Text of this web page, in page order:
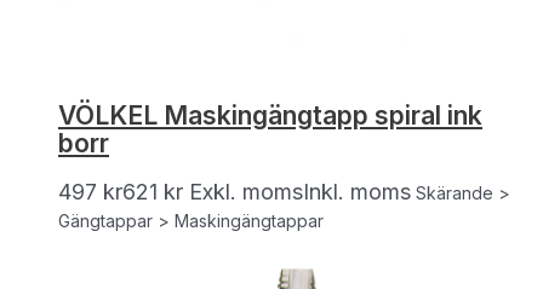
VÖLKEL Maskingängtapp spiral ink
borr
497 kr621 kr Exkl. momsInkl. moms Skärande >
Gängtappar > Maskingängtappar